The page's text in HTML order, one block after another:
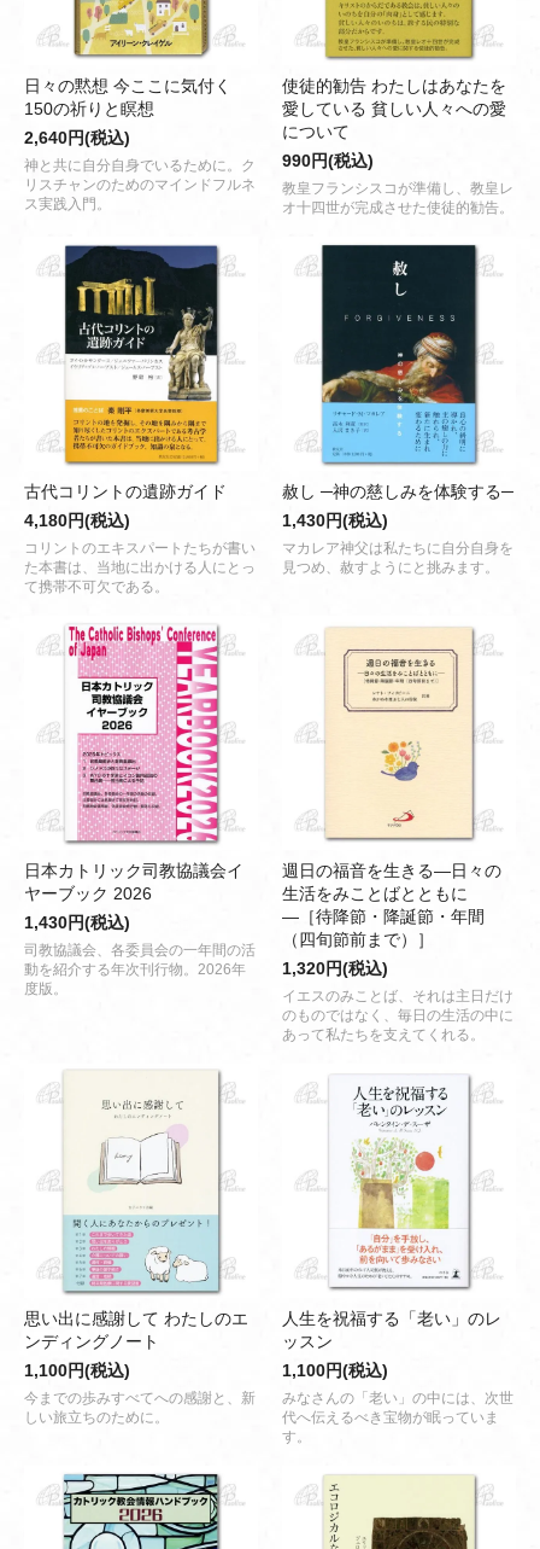
日々の黙想 今ここに気付く
150の祈りと瞑想
2,640円(税込)
神と共に自分自身でいるために。ク
リスチャンのためのマインドフルネ
ス実践入門。
使徒的勧告 わたしはあなたを
愛している 貧しい人々への愛
について
990円(税込)
教皇フランシスコが準備し、教皇レ
オ十四世が完成させた使徒的勧告。
古代コリントの遺跡ガイド
4,180円(税込)
コリントのエキスパートたちが書い
た本書は、当地に出かける人にとっ
て携帯不可欠である。
赦し ─神の慈しみを体験する─
1,430円(税込)
マカレア神父は私たちに自分自身を
見つめ、赦すようにと挑みます。
日本カトリック司教協議会イ
ヤーブック 2026
1,430円(税込)
司教協議会、各委員会の一年間の活
動を紹介する年次刊行物。2026年
度版。
週日の福音を生きる―日々の
生活をみことばとともに
―［待降節・降誕節・年間
（四旬節前まで）］
1,320円(税込)
イエスのみことば、それは主日だけ
のものではなく、毎日の生活の中に
あって私たちを支えてくれる。
思い出に感謝して わたしのエ
ンディングノート
1,100円(税込)
今までの歩みすべてへの感謝と、新
しい旅立ちのために。
人生を祝福する「老い」のレ
ッスン
1,100円(税込)
みなさんの「老い」の中には、次世
代へ伝えるべき宝物が眠っていま
す。